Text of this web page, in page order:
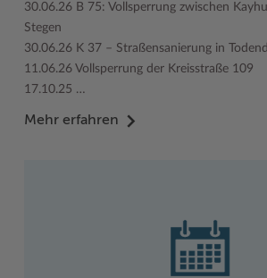
30.06.26 B 75: Vollsperrung zwischen
Stegen
30.06.26 K 37 – Straßensanierung in
11.06.26 Vollsperrung der Kreisstraße 109
17.10.25 …
Mehr erfahren